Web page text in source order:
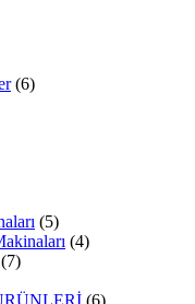
(6)
(5)
(4)
(7)